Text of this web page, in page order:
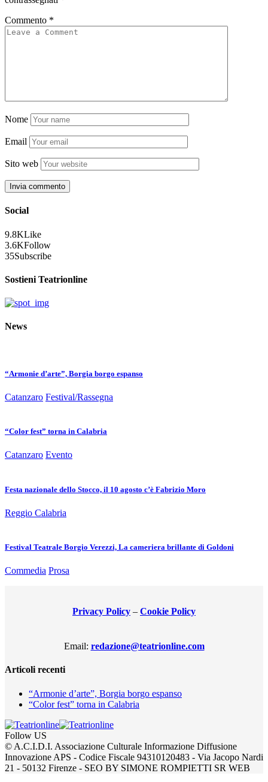
Commento *
Nome
Email
Sito web
Social
9.8KLike
3.6KFollow
35Subscribe
Sostieni Teatrionline
News
“Armonie d’arte”, Borgia borgo espanso
Catanzaro Festival/Rassegna
“Color fest” torna in Calabria
Catanzaro Evento
Festa nazionale dello Stocco, il 10 agosto c’è Fabrizio Moro
Reggio Calabria
Festival Teatrale Borgio Verezzi, La cameriera brillante di Goldoni
Commedia Prosa
Privacy Policy – Cookie Policy
Email: redazione@teatrionline.com
Articoli recenti
“Armonie d’arte”, Borgia borgo espanso
“Color fest” torna in Calabria
Follow US
© A.C.I.D.I. Associazione Culturale Informazione Diffusione
Innovazione APS - Codice Fiscale 94310120483 - Via Jacopo Nardi
21 - 50132 Firenze - SEO BY SIMONE ROMPIETTI SR WEB